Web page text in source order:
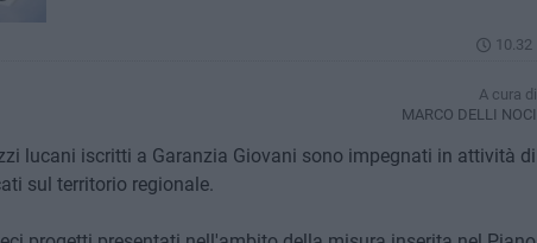
10.32
A cura di
MARCO DELLI NOCI
lucani iscritti a Garanzia Giovani sono impegnati in attività di
sul territorio regionale.